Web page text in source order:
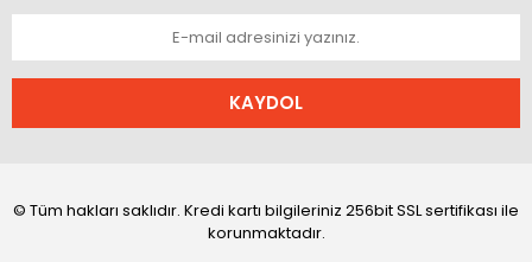
KAYDOL
© Tüm hakları saklıdır. Kredi kartı bilgileriniz 256bit SSL sertifikası ile
korunmaktadır.